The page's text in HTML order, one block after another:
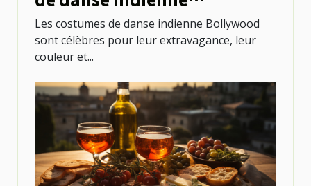
Bollywood ?
Les costumes de danse indienne Bollywood
sont célèbres pour leur extravagance, leur
couleur et...